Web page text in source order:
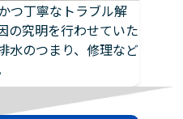
つ丁寧なトラブル解
の究明を行わせていた
水のつまり、修理など